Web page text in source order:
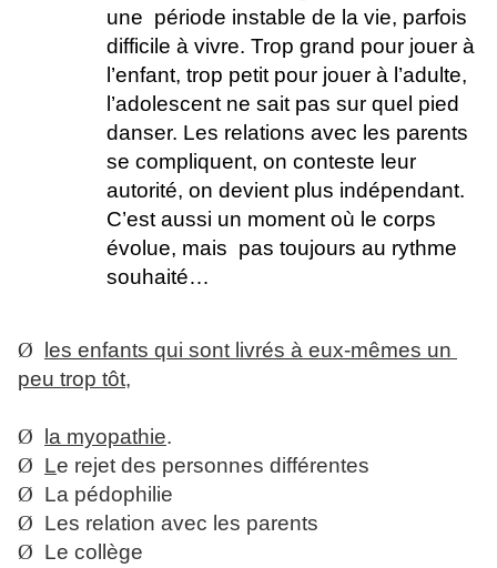
une période instable de la vie, parfois
difficile à vivre. Trop grand pour jouer à
l’enfant, trop petit pour jouer à l’adulte,
l’adolescent ne sait pas sur quel pied
danser. Les relations avec les parents
se compliquent, on conteste leur
autorité, on devient plus indépendant.
C’est aussi un moment où le corps
évolue, mais pas toujours au rythme
souhaité…
Ø
les enfants qui sont livrés à eux-mêmes un
peu trop tôt,
Ø la myopathie.
Ø Le rejet des personnes différentes
Ø La pédophilie
Ø Les relation avec les parents
Ø Le collège